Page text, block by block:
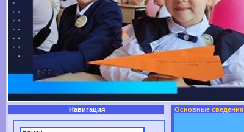
Навигация Основные сведения